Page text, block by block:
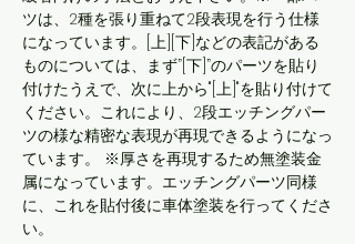
ツは、2種を張り重ねて2段表現を行う仕様
になっています。[上][下]などの表記がある
ものについては、まず”[下]”のパーツを貼り
付けたうえで、次に上から"[上]"を貼り付けて
ください。これにより、2段エッチングパー
ツの様な精密な表現が再現できるようになっ
ています。 ※厚さを再現するため無塗装金
属になっています。エッチングパーツ同様
に、これを貼付後に車体塗装を行ってくださ
い。